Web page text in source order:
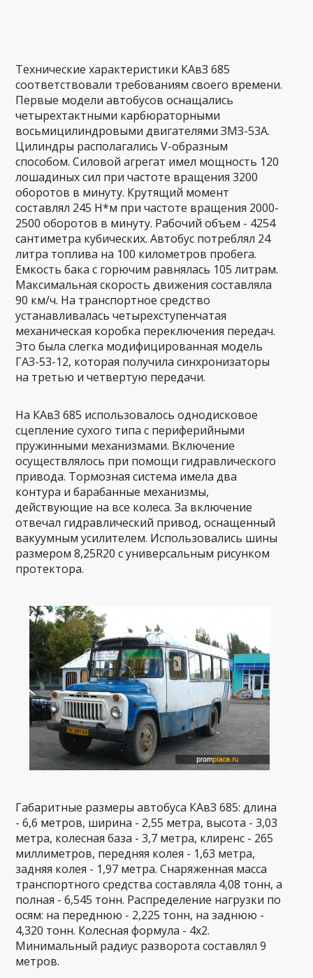
Технические характеристики КАвЗ 685
соответствовали требованиям своего времени.
Первые модели автобусов оснащались
четырехтактными карбюраторными
восьмицилиндровыми двигателями ЗМЗ-53А.
Цилиндры располагались V-образным
способом. Силовой агрегат имел мощность 120
лошадиных сил при частоте вращения 3200
оборотов в минуту. Крутящий момент
составлял 245 Н*м при частоте вращения 2000-
2500 оборотов в минуту. Рабочий объем - 4254
сантиметра кубических. Автобус потреблял 24
литра топлива на 100 километров пробега.
Емкость бака с горючим равнялась 105 литрам.
Максимальная скорость движения составляла
90 км/ч. На транспортное средство
устанавливалась четырехступенчатая
механическая коробка переключения передач.
Это была слегка модифицированная модель
ГАЗ-53-12, которая получила синхронизаторы
на третью и четвертую передачи.
На КАвЗ 685 использовалось однодисковое
сцепление сухого типа с периферийными
пружинными механизмами. Включение
осуществлялось при помощи гидравлического
привода. Тормозная система имела два
контура и барабанные механизмы,
действующие на все колеса. За включение
отвечал гидравлический привод, оснащенный
вакуумным усилителем. Использовались шины
размером 8,25R20 с универсальным рисунком
протектора.
Габаритные размеры автобуса КАвЗ 685: длина
- 6,6 метров, ширина - 2,55 метра, высота - 3,03
метра, колесная база - 3,7 метра, клиренс - 265
миллиметров, передняя колея - 1,63 метра,
задняя колея - 1,97 метра. Снаряженная масса
транспортного средства составляла 4,08 тонн, а
полная - 6,545 тонн. Распределение нагрузки по
осям: на переднюю - 2,225 тонн, на заднюю -
4,320 тонн. Колесная формула - 4х2.
Минимальный радиус разворота составлял 9
метров.